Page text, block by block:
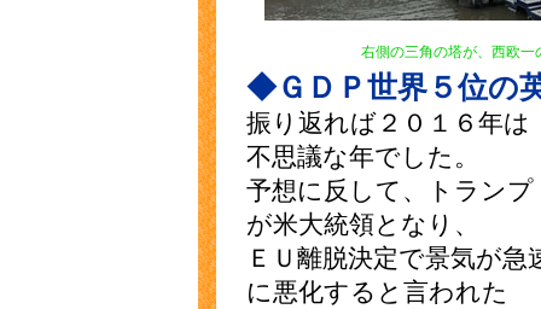
右側の三角の塔が、西欧一
◆ＧＤＰ世界５位の
振り返れば２０１６年は
不思議な年でした。
予想に反して、トランプ
が米大統領となり、
ＥＵ離脱決定で景気が急
に悪化すると言われた